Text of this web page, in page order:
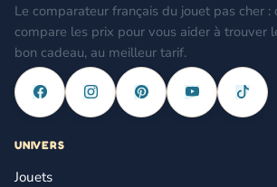
Le comparateur français du jouet pas cher :
compare les prix pour vous aider à trouver
bon cadeau, au meilleur tarif.
UNIVERS
Jouets